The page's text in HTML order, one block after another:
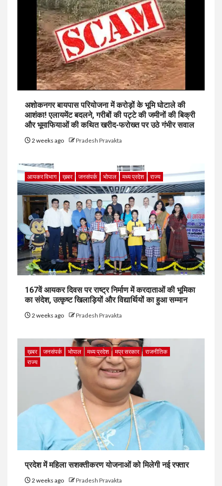
अशोकनगर बायपास परियोजना में करोड़ों के भूमि घोटाले की
आशंका! एलायमेंट बदलने, गरीबों की पट्टे की जमीनों की बिक्री
और भूमाफियाओं की कथित खरीद-फरोख्त पर उठे गंभीर सवाल
2 weeks ago Pradesh Pravakta
आयकर विभाग ख़बर जनसंपर्क भोपाल मध्य प्रदेश राज्य
167वें आयकर दिवस पर राष्ट्र निर्माण में करदाताओं की भूमिका
का संदेश, उत्कृष्ट खिलाड़ियों और विद्यार्थियों का हुआ सम्मान
2 weeks ago Pradesh Pravakta
ख़बर जनसंपर्क भोपाल मध्य प्रदेश मप्र सरकार
राजनीतिक
राज्य
प्रदेश में महिला सशक्तीकरण योजनाओं को मिलेगी नई रफ्तार
2 weeks ago Pradesh Pravakta